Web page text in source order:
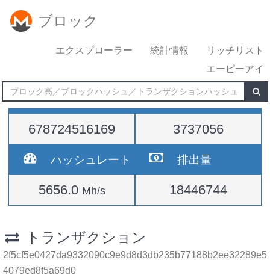
ブロック
エクスプローラー 統計情報
リッチリスト
エーピーアイ
難易度
678724516169
高さ
3737056
ハッシュレート
5656.0 Mh/s
排出量
18446744
トランザクション
2f5cf5e0427da9332090c9e9d8d3db235b77188b2ee32289e5
4079ed8f5a69d0